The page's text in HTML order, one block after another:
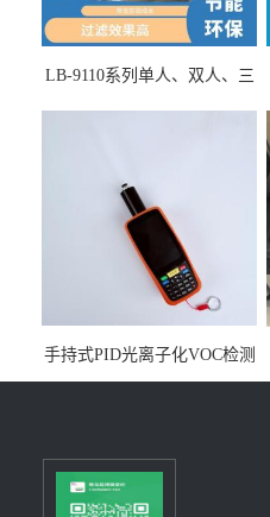
LB-9110系列单人、双人、三
手持式PID光离子化VOC检测
仪（挥发性有机物设备）